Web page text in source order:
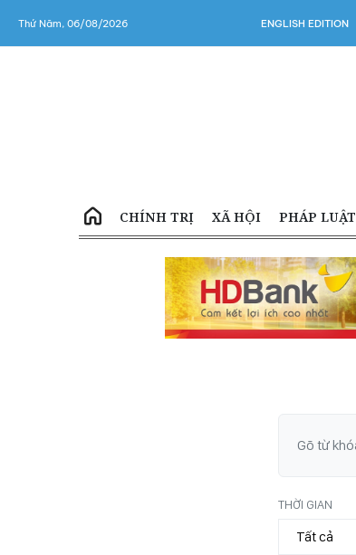
Thứ Năm, 06/08/2026 ENGLISH EDITION
CHÍNH TRỊ XÃ HỘI PHÁP LUẬT
THỜI GIAN